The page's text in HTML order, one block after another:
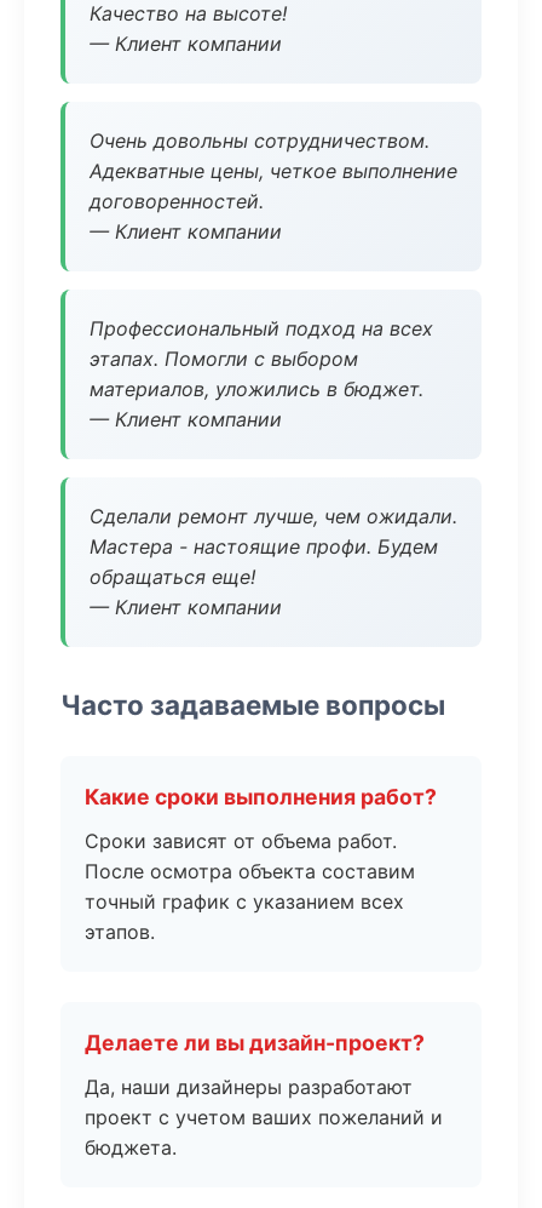
Качество на высоте!
— Клиент компании
Очень довольны сотрудничеством.
Адекватные цены, четкое выполнение
договоренностей.
— Клиент компании
Профессиональный подход на всех
этапах. Помогли с выбором
материалов, уложились в бюджет.
— Клиент компании
Сделали ремонт лучше, чем ожидали.
Мастера - настоящие профи. Будем
обращаться еще!
— Клиент компании
Часто задаваемые вопросы
Какие сроки выполнения работ?
Сроки зависят от объема работ.
После осмотра объекта составим
точный график с указанием всех
этапов.
Делаете ли вы дизайн-проект?
Да, наши дизайнеры разработают
проект с учетом ваших пожеланий и
бюджета.